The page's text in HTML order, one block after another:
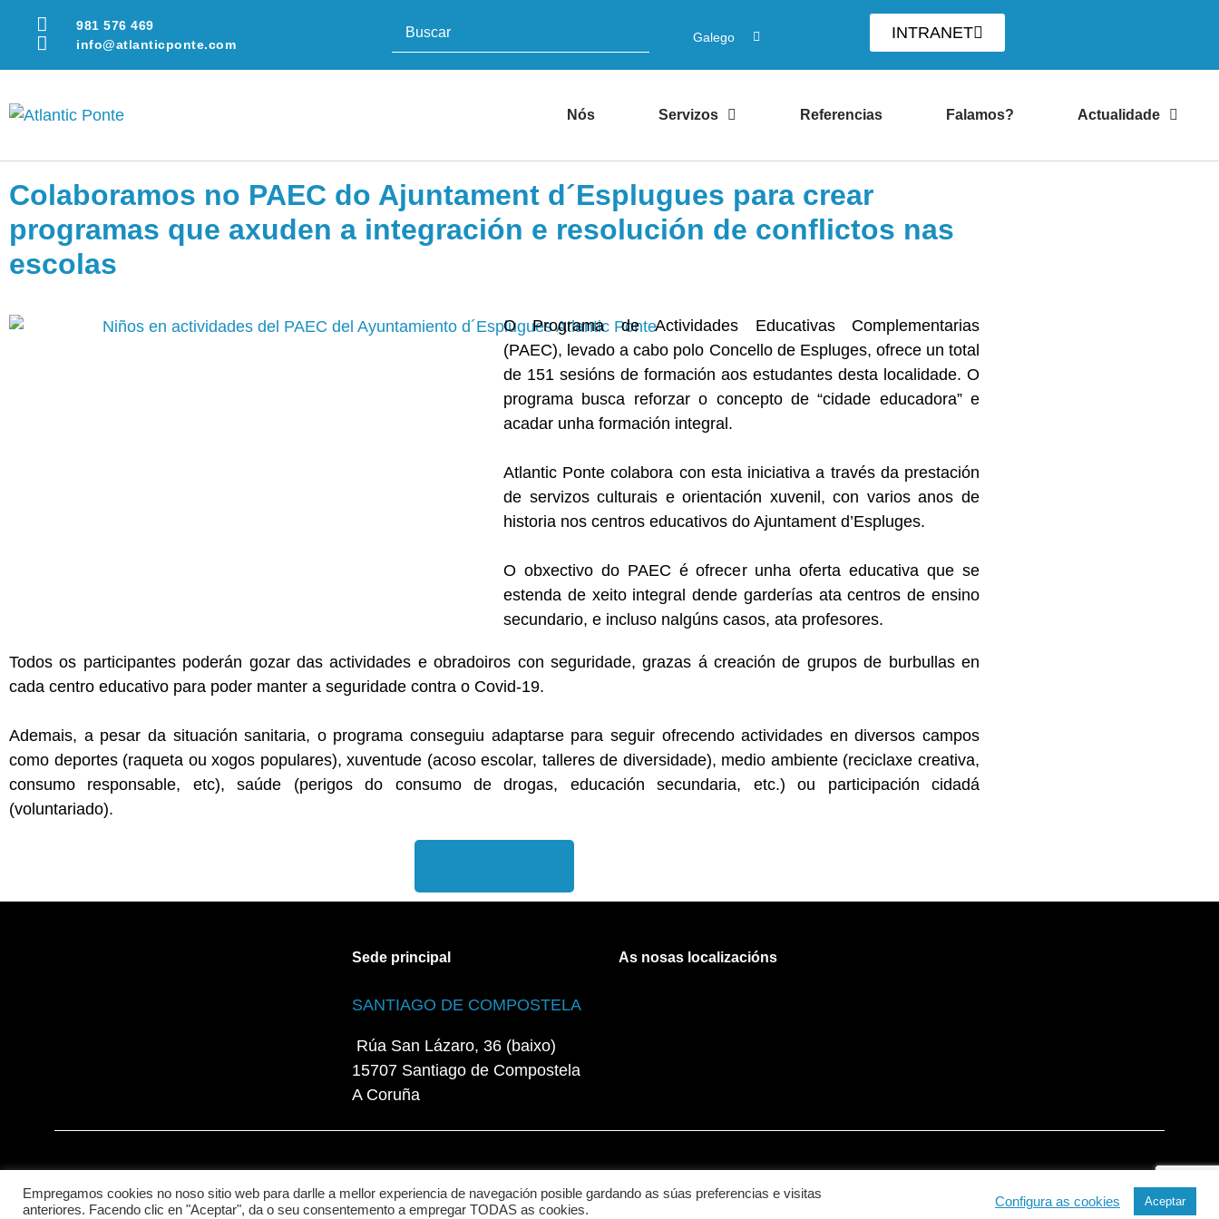
981 576 469
info@atlanticponte.com
Galego INTRANET
Nós Servizos Referencias Falamos? Actualidade
Colaboramos no PAEC do Ajuntament d´Esplugues para crear
programas que axuden a integración e resolución de conflictos nas
escolas
O Programa de Actividades Educativas Complementarias
(PAEC), levado a cabo polo Concello de Espluges, ofrece un total
de 151 sesións de formación aos estudantes desta localidade. O
programa busca reforzar o concepto de “cidade educadora” e
acadar unha formación integral.
Atlantic Ponte colabora con esta iniciativa a través da prestación
de servizos culturais e orientación xuvenil, con varios anos de
historia nos centros educativos do Ajuntament d’Espluges.
O obxectivo do PAEC é ofrecer unha oferta educativa que se
estenda de xeito integral dende garderías ata centros de ensino
secundario, e incluso nalgúns casos, ata profesores.
Todos os participantes poderán gozar das actividades e obradoiros con seguridade, grazas á creación de grupos de burbullas en
cada centro educativo para poder manter a seguridade contra o Covid-19.
Ademais, a pesar da situación sanitaria, o programa conseguiu adaptarse para seguir ofrecendo actividades en diversos campos
como deportes (raqueta ou xogos populares), xuventude (acoso escolar, talleres de diversidade), medio ambiente (reciclaxe creativa,
consumo responsable, etc), saúde (perigos do consumo de drogas, educación secundaria, etc.) ou participación cidadá
(voluntariado).
Sede principal
SANTIAGO DE COMPOSTELA
Rúa San Lázaro, 36 (baixo)
15707 Santiago de Compostela
A Coruña
As nosas localizacións
Empregamos cookies no noso sitio web para darlle a mellor experiencia de navegación posible gardando as súas preferencias e visitas
anteriores. Facendo clic en "Aceptar", da o seu consentemento a empregar TODAS as cookies.
Configura as cookies Aceptar